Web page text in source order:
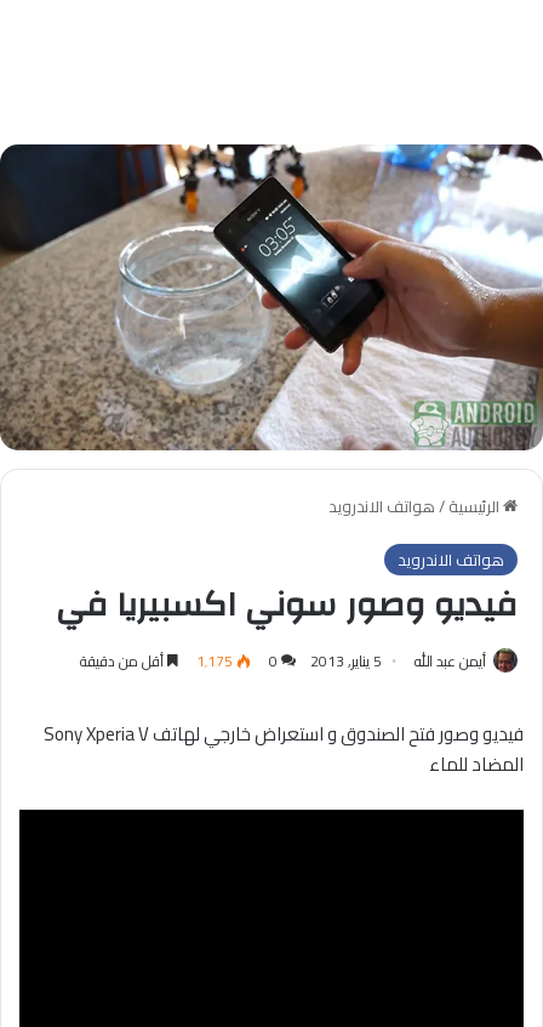
الرئيسية/هواتف الاندرويد
هواتف الاندرويد
فيديو وصور سوني اكسبيريا في
أيمن عبد الله 5 يناير, 2013 0 1٬175 أقل من دقيقة
فيديو وصور فتح الصندوق و استعراض خارجي لهاتف Sony Xperia V
المضاد للماء